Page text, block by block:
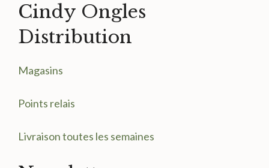
Cindy Ongles
Distribution
Magasins
Points relais
Livraison toutes les semaines